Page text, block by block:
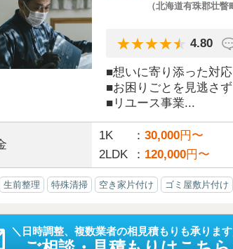
（北海道有珠郡壮瞥
4.80
■想いに寄り添った対応
■お困りごとを見逃さ
■リユース事業...
1K 30,000円〜
2LDK
120,000円〜
生前整理 特殊清掃 空き家片付け ゴミ屋敷片付け
日時調整、複数業者の相見積もりも承ります